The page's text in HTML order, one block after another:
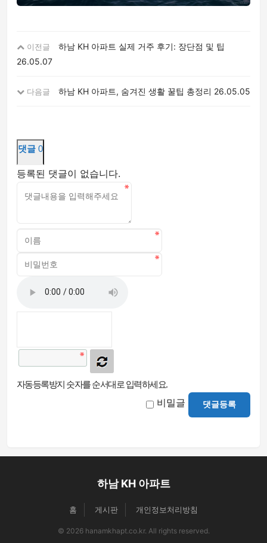
이전글
하남 KH 아파트 실제 거주 후기: 장단점 및 팁
26.05.07
다음글 하남 KH 아파트, 숨겨진 생활 꿀팁 총정리 26.05.05
댓글 0
등록된 댓글이 없습니다.
자동등록방지 숫자를 순서대로 입력하세요.
비밀글 댓글등록
하남 KH 아파트
홈 게시판 개인정보처리방침
© 2026 hanamkhapt.co.kr. All rights reserved.